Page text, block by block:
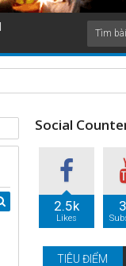
Social
2.5k
Likes
TIÊU ĐIỂM